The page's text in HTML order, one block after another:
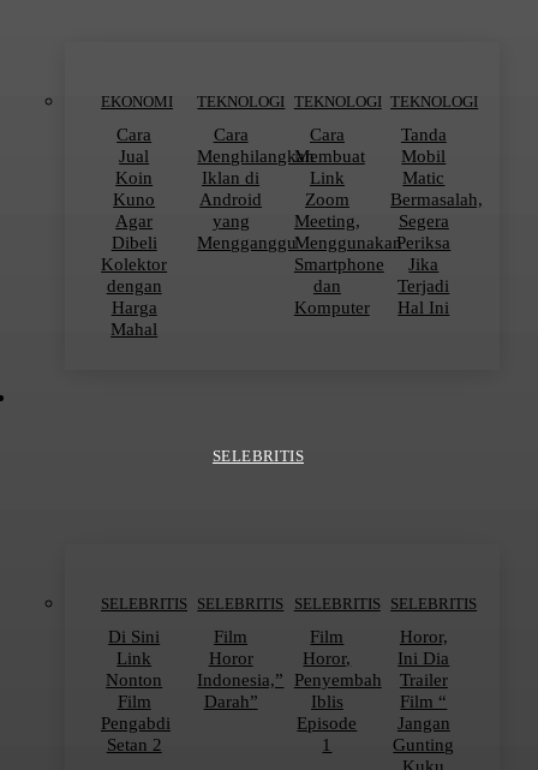
EKONOMI
Cara
Jual
Koin
Kuno
Agar
Dibeli
Kolektor
dengan
Harga
Mahal
TEKNOLOGI
Cara
Menghilangkan
Iklan di
Android
yang
Mengganggu
TEKNOLOGI
Cara
Membuat
Link
Zoom
Meeting,
Menggunakan
Smartphone
dan
Komputer
TEKNOLOGI
Tanda
Mobil
Matic
Bermasalah,
Segera
Periksa
Jika
Terjadi
Hal Ini
SELEBRITIS
SELEBRITIS
Di Sini
Link
Nonton
Film
Pengabdi
Setan 2
SELEBRITIS
Film
Horor
Indonesia,”
Darah”
SELEBRITIS
Film
Horor,
Penyembah
Iblis
Episode
1
SELEBRITIS
Horor,
Ini Dia
Trailer
Film “
Jangan
Gunting